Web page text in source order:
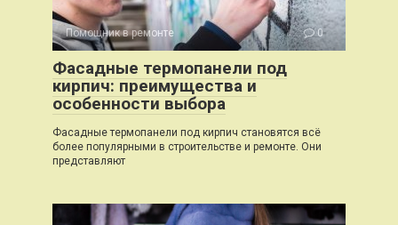
Помощник в ремонте 0
Фасадные термопанели под
кирпич: преимущества и
особенности выбора
Фасадные термопанели под кирпич становятся всё
более популярными в строительстве и ремонте. Они
представляют